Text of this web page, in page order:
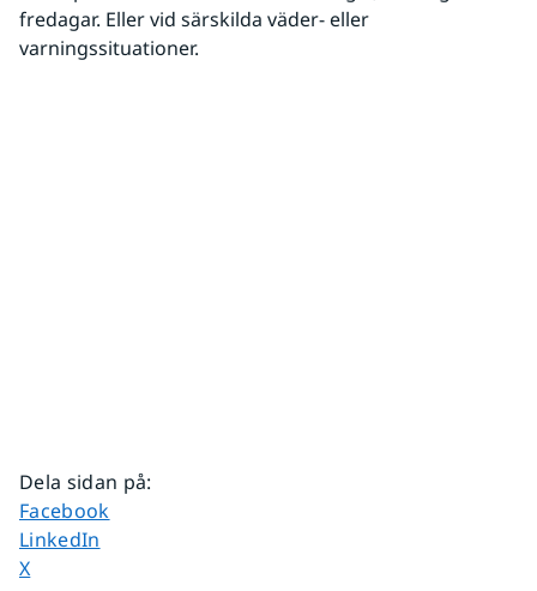
fredagar. Eller vid särskilda väder- eller
varningssituationer.
Dela sidan på:
Dela sidan på
Facebook
Dela sidan på
LinkedIn
Dela sidan på
X